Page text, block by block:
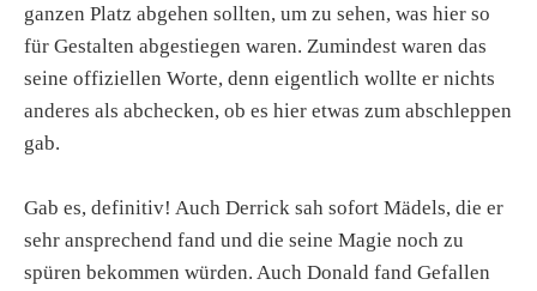
ganzen Platz abgehen sollten, um zu sehen, was hier so
für Gestalten abgestiegen waren. Zumindest waren das
seine offiziellen Worte, denn eigentlich wollte er nichts
anderes als abchecken, ob es hier etwas zum abschleppen
gab.
Gab es, definitiv! Auch Derrick sah sofort Mädels, die er
sehr ansprechend fand und die seine Magie noch zu
spüren bekommen würden. Auch Donald fand Gefallen